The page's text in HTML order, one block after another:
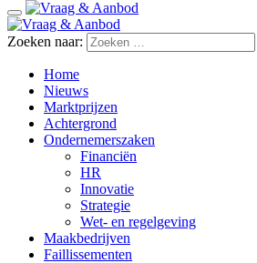
Zoeken naar:
Home
Nieuws
Marktprijzen
Achtergrond
Ondernemerszaken
Financiën
HR
Innovatie
Strategie
Wet- en regelgeving
Maakbedrijven
Faillissementen